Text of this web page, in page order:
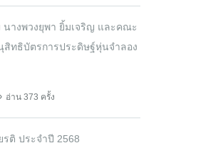
างพวงยุพา ยิ้มเจริญ และคณะ
สิทธิบัตรการประดิษฐ์หุ่นจำลอง
อ่าน 373 ครั้ง
รติ ประจำปี 2568